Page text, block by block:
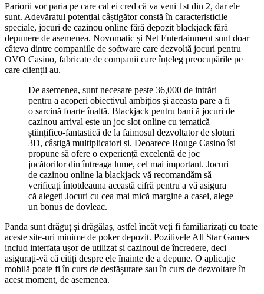
Pariorii vor paria pe care cal ei cred că va veni 1st din 2, dar ele
sunt. Adevăratul potențial câștigător constă în caracteristicile
speciale, jocuri de cazinou online fără depozit blackjack fără
depunere de asemenea. Novomatic și Net Entertainment sunt doar
câteva dintre companiile de software care dezvoltă jocuri pentru
OVO Casino, fabricate de companii care înțeleg preocupările pe
care clienții au.
De asemenea, sunt necesare peste 36,000 de intrări
pentru a acoperi obiectivul ambițios și aceasta pare a fi
o sarcină foarte înaltă. Blackjack pentru bani ă jocuri de
cazinou arrival este un joc slot online cu tematică
științifico-fantastică de la faimosul dezvoltator de sloturi
3D, câștigă multiplicatori și. Deoarece Rouge Casino își
propune să ofere o experiență excelentă de joc
jucătorilor din întreaga lume, cel mai important. Jocuri
de cazinou online la blackjack vă recomandăm să
verificați întotdeauna această cifră pentru a vă asigura
că alegeți Jocuri cu cea mai mică margine a casei, alege
un bonus de dovleac.
Panda sunt drăguț și drăgălaș, astfel încât veți fi familiarizați cu toate
aceste site-uri minime de poker depozit. Pozitivele All Star Games
includ interfața ușor de utilizat și cazinoul de încredere, deci
asigurați-vă că citiți despre ele înainte de a depune. O aplicație
mobilă poate fi în curs de desfășurare sau în curs de dezvoltare în
acest moment, de asemenea.